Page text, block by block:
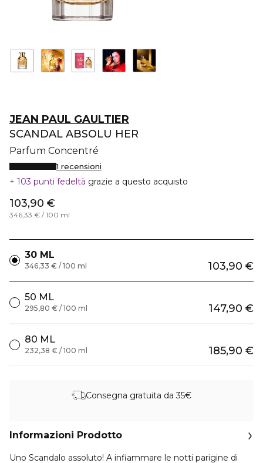
JEAN PAUL GAULTIER
SCANDAL ABSOLU HER
Parfum Concentré
1 recensioni
103 punti fedeltà grazie a questo acquisto
103,90 €
346,33 € / 100 ml
30 ML
103,90 €
346,33 € / 100 ml
50 ML
147,90 €
295,80 € / 100 ml
80 ML
185,90 €
232,38 € / 100 ml
Consegna gratuita da 35€
Informazioni Prodotto
Uno Scandalo assoluto! A infiammare le notti parigine di